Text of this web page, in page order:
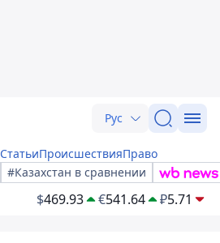
Рус
СтатьиПроисшествияПраво
#Казахстан в сравнении
$469.93 €541.64 ₽5.71